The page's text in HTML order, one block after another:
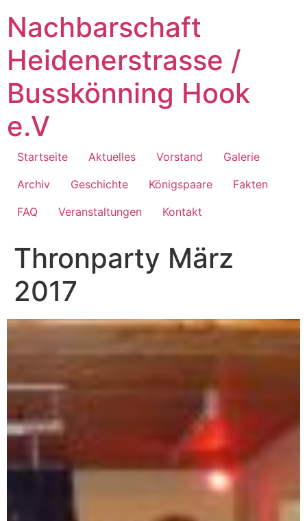
Inhalt
springen
Nachbarschaft
Heidenerstrasse /
Busskönning Hook
e.V
Startseite Aktuelles Vorstand
Galerie
Archiv
Geschichte Königspaare
Fakten
FAQ
Veranstaltungen Kontakt
Thronparty März
2017